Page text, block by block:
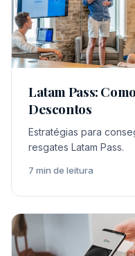
Latam Pass:
Descontos
Estratégias para
resgates Latam Pass.
7 min de leitura